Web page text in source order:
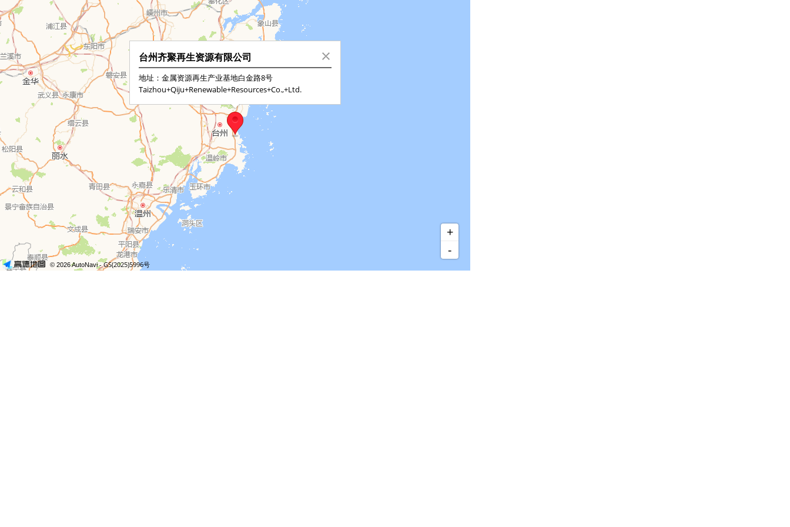
台州齐聚再生资源有限公司
地址：金属资源再生产业基地白金路8号
Taizhou+Qiju+Renewable+Resources+Co.,+Ltd.
+
-
© 2026 AutoNavi- GS(2025)5996号